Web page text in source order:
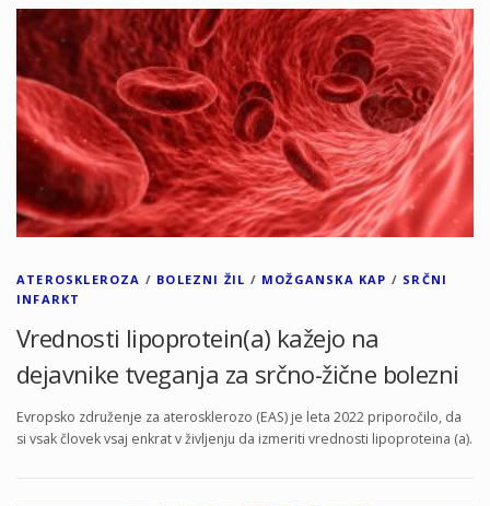
ATEROSKLEROZA / BOLEZNI ŽIL / MOŽGANSKA KAP / SRČNI
INFARKT
Vrednosti lipoprotein(a) kažejo na
dejavnike tveganja za srčno-žične bolezni
Evropsko združenje za aterosklerozo (EAS) je leta 2022 priporočilo, da
si vsak človek vsaj enkrat v življenju da izmeriti vrednosti lipoproteina (a).